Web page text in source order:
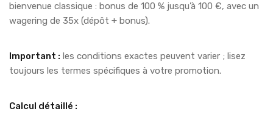
bienvenue classique : bonus de 100 % jusqu’à 100 €, avec un
wagering de 35x (dépôt + bonus).
Important : les conditions exactes peuvent varier ; lisez
toujours les termes spécifiques à votre promotion.
Calcul détaillé :